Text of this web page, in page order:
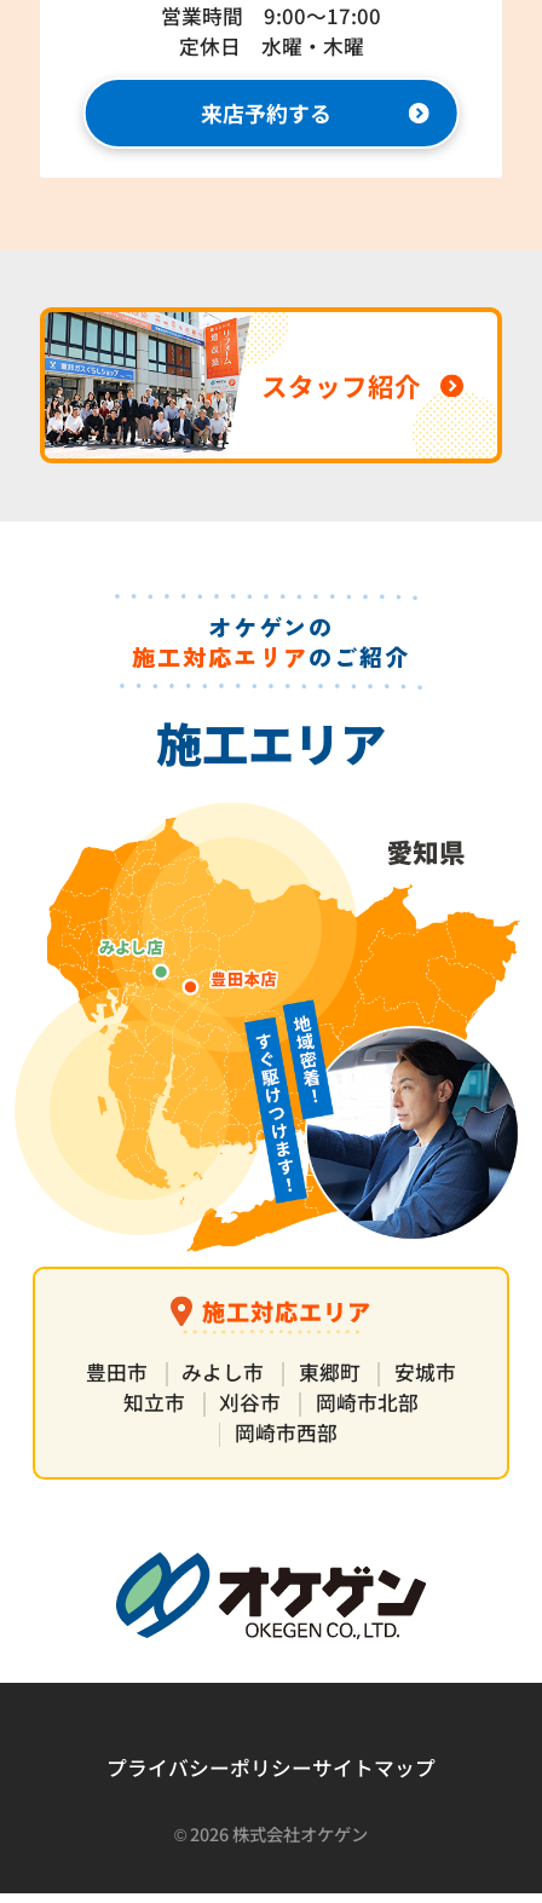
営業時間 9:00～17:00
定休日 水曜・木曜
来店予約する
スタッフ紹介
オケゲンの
施工対応エリアのご紹介
施工エリア
施工対応エリア
豊田市 みよし市 東郷町
安城市
知立市
刈谷市
岡崎市北部
岡崎市西部
プライバシーポリシーサイトマップ
©2026 株式会社オケゲン